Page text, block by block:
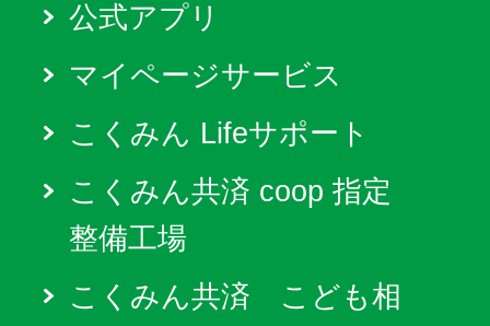
公式アプリ
マイページサービス
こくみん Lifeサポート
こくみん共済 coop 指定
整備工場
こくみん共済 こども相